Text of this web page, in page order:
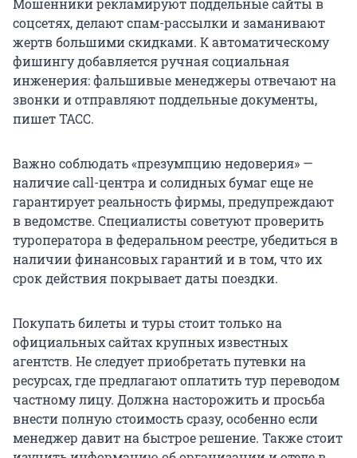
Мошенники рекламируют поддельные сайты в
соцсетях, делают спам-рассылки и заманивают
жертв большими скидками. К автоматическому
фишингу добавляется ручная социальная
инженерия: фальшивые менеджеры отвечают на
звонки и отправляют поддельные документы,
пишет ТАСС.
Важно соблюдать «презумпцию недоверия» —
наличие call-центра и солидных бумаг еще не
гарантирует реальность фирмы, предупреждают
в ведомстве. Специалисты советуют проверить
туроператора в федеральном реестре, убедиться в
наличии финансовых гарантий и в том, что их
срок действия покрывает даты поездки.
Покупать билеты и туры стоит только на
официальных сайтах крупных известных
агентств. Не следует приобретать путевки на
ресурсах, где предлагают оплатить тур переводом
частному лицу. Должна насторожить и просьба
внести полную стоимость сразу, особенно если
менеджер давит на быстрое решение. Также стоит